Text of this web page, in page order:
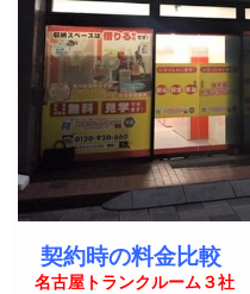
契約時の料金比較
名古屋トランクルーム３社